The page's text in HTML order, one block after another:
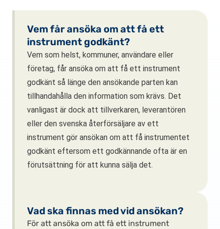
Vem får ansöka om att få ett
instrument godkänt?
Vem som helst, kommuner, användare eller
företag, får ansöka om att få ett instrument
godkänt så länge den ansökande parten kan
tillhandahålla den information som krävs. Det
vanligast är dock att tillverkaren, leverantören
eller den svenska återförsäljare av ett
instrument gör ansökan om att få instrumentet
godkänt eftersom ett godkännande ofta är en
förutsättning för att kunna sälja det.
Vad ska finnas med vid ansökan?
För att ansöka om att få ett instrument